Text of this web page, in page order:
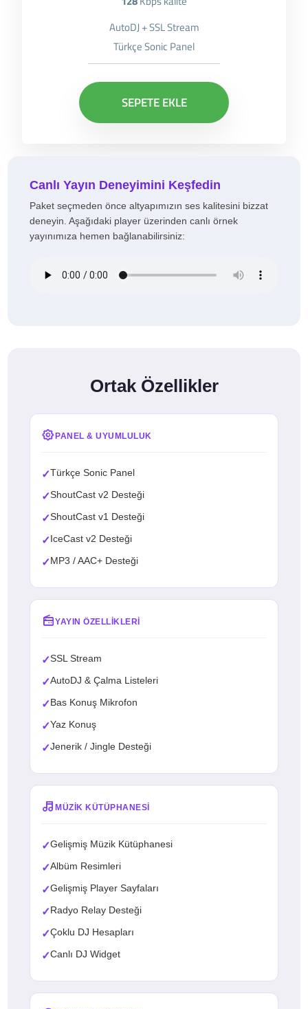
AutoDJ + SSL Stream
Türkçe Sonic Panel
SEPETE EKLE
Canlı Yayın Deneyimini Keşfedin
Paket seçmeden önce altyapımızın ses kalitesini bizzat
deneyin. Aşağıdaki player üzerinden canlı örnek
yayınımıza hemen bağlanabilirsiniz:
Ortak Özellikler
PANEL & UYUMLULUK
✓Türkçe Sonic Panel
✓ShoutCast v2 Desteği
✓ShoutCast v1 Desteği
✓ IceCast v2 Desteği
✓ MP3 / AAC+ Desteği
YAYIN ÖZELLIKLERI
✓SSL Stream
✓AutoDJ & Çalma Listeleri
✓ Bas Konuş Mikrofon
✓Yaz Konuş
✓Jenerik / Jingle Desteği
MÜZIK KÜTÜPHANESI
✓Gelişmiş Müzik Kütüphanesi
✓Albüm Resimleri
✓Gelişmiş Player Sayfaları
✓ Radyo Relay Desteği
✓Çoklu DJ Hesapları
✓Canlı DJ Widget